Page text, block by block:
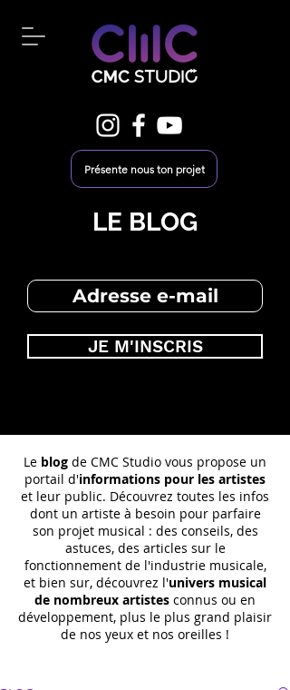
Présente nous ton projet
LE BLOG
JE M'INSCRIS
Le blog de CMC Studio vous propose un
portail d'informations pour les artistes
et leur public. Découvrez toutes les infos
dont un artiste à besoin pour parfaire
son projet musical : des conseils, des
astuces, des articles sur le
fonctionnement de l'industrie musicale,
et bien sur, découvrez l'univers musical
de nombreux artistes connus ou en
développement, plus le plus grand plaisir
de nos yeux et nos oreilles !